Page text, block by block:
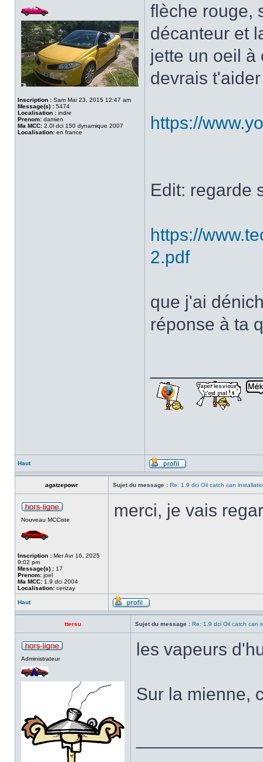
Inscription : Sam Mai 23, 2015 12:47 am
Message(s) : 5474
Localisation : indre
Prenom: damien
Ma MCC: 2.0l dci 150 dynamique 2007
Localisation: en france
flèche rouge,
décanteur et
jette un oeil à
devrais
https://
Edit: regarde
https://
2.pdf
que j'ai
réponse à ta
Haut
agatzepowr Sujet du message : Re: 1.9 dci Oil catch can
Nouveau MCCiste
Inscription : Mer Avr 16, 2025
9:02 pm
Message(s) : 17
Prenom: joel
Ma MCC: 1.9 dci 2004
Localisation: cerizay
merci, je vais
Haut
ttersu Sujet du message : Re: 1.9 dci Oil catch can
Administrateur les vapeurs
Sur la mienne,